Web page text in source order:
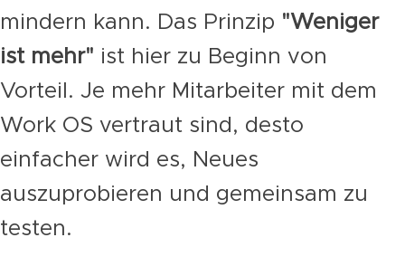
mindern kann. Das Prinzip "Weniger
ist mehr" ist hier zu Beginn von
Vorteil. Je mehr Mitarbeiter mit dem
Work OS vertraut sind, desto
einfacher wird es, Neues
auszuprobieren und gemeinsam zu
testen.